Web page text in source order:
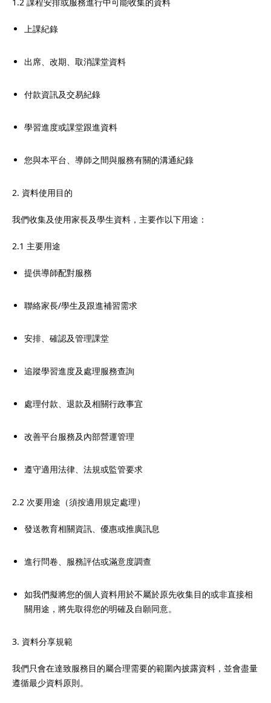
上課紀錄
出席、改期、取消課堂資料
付款資訊及交易紀錄
學習進度或課堂跟進資料
您與本平台、導師之間與服務有關的溝通紀錄
2. 資料使用目的
我們收集及使用家長及學生資料，主要作以下用途：
2.1 主要用途
提供導師配對服務
聯絡家長/學生及跟進補習需求
安排、確認及管理課堂
追蹤學習進度及處理服務查詢
處理付款、退款及相關行政事宜
改善平台服務及內部營運管理
遵守適用法律、法規或監管要求
2.2 次要用途（須按適用規定處理）
發送教育相關資訊、優惠或推廣訊息
進行問卷、服務評估或滿意度調查
如我們擬將您的個人資料用於不屬於原先收集目的或非直接相
關用途，將先取得您的明確及自願同意。
3. 資料分享規範
我們只會在達致服務目的屬合理需要的範圍內披露資料，並會盡量
遵循最少資料原則。